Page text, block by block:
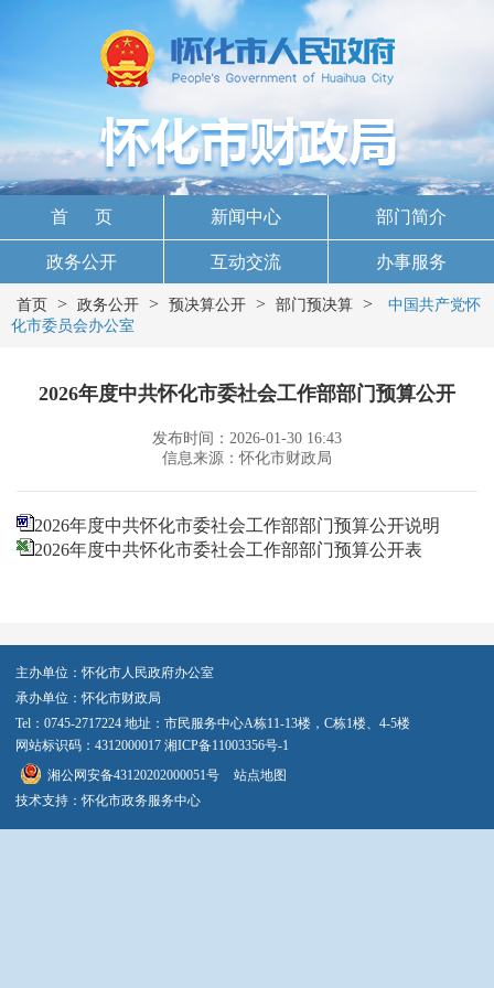
首 页 新闻中心 部门简介
政务公开 互动交流 办事服务
首页 > 政务公开 > 预决算公开 > 部门预决算 >
中国共产党怀
化市委员会办公室
2026年度中共怀化市委社会工作部部门预算公开
发布时间：2026-01-30 16:43
信息来源：怀化市财政局
2026年度中共怀化市委社会工作部部门预算公开说明
2026年度中共怀化市委社会工作部部门预算公开表
主办单位：怀化市人民政府办公室
承办单位：怀化市财政局
Tel：0745-2717224 地址：市民服务中心A栋11-13楼，C栋1楼、4-5楼
网站标识码：4312000017 湘ICP备11003356号-1
湘公网安备43120202000051号
站点地图
技术支持：怀化市政务服务中心